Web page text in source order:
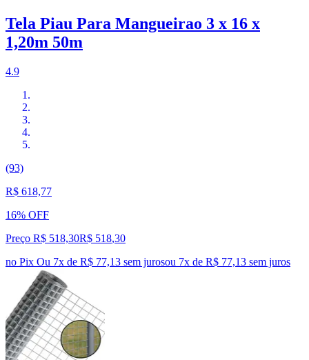
Tela Piau Para Mangueirao 3 x 16 x
1,20m 50m
4.9
(93)
R$ 618,77
16% OFF
Preço R$ 518,30R$ 518,30
no Pix Ou 7x de R$ 77,13 sem jurosou 7x de R$ 77,13 sem juros